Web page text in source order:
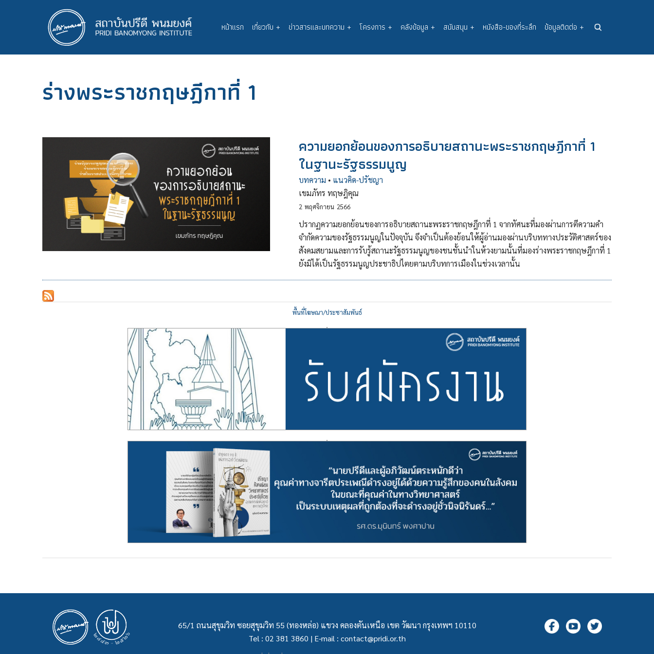
Main
navigation
หน้าแรก เกี่ยวกับ + ข่าวสารและบทความ + โครงการ + คลังข้อมูล + สนับสนุน + หนังสือ-ของที่ระลึก ข้อมูลติดต่อ +
ร่างพระราชกฤษฎีกาที่ 1
ความยอกย้อนของการอธิบายสถานะพระราชกฤษฎีกาที่ 1
ในฐานะรัฐธรรมนูญ
บทความ • แนวคิด-ปรัชญา
เขมภัทร ทฤษฎิคุณ
2 พฤศจิกายน 2566
ปรากฏความยอกย้อนของการอธิบายสถานะพระราชกฤษฎีกาที่ 1 จากทัศนะที่มองผ่านการตีความคำ
จำกัดความของรัฐธรรมนูญในปัจจุบัน จึงจำเป็นต้องย้อนให้ผู้อ่านมองผ่านบริบททางประวัติศาสตร์ของ
สังคมสยามและการรับรู้สถานะรัฐธรรมนูญของชนชั้นนำในห้วงยามนั้นที่มองร่างพระราชกฤษฎีกาที่ 1
ยังมิได้เป็นรัฐธรรมนูญประชาธิปไตยตามบริบทการเมืองในช่วงเวลานั้น
พื้นที่โฆษณา/ประชาสัมพันธ์
65/1 ถนนสุขุมวิท ซอยสุขุมวิท 55 (ทองหล่อ) แขวง คลองตันเหนือ เขต วัฒนา กรุงเทพฯ 10110
Tel : 02 381 3860 | E-mail : contact@pridi.or.th